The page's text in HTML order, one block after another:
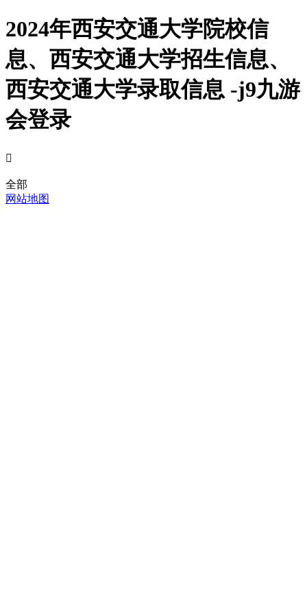
2024年西安交通大学院校信
息、西安交通大学招生信息、
西安交通大学录取信息 -j9九游
会登录

全部
网站地图